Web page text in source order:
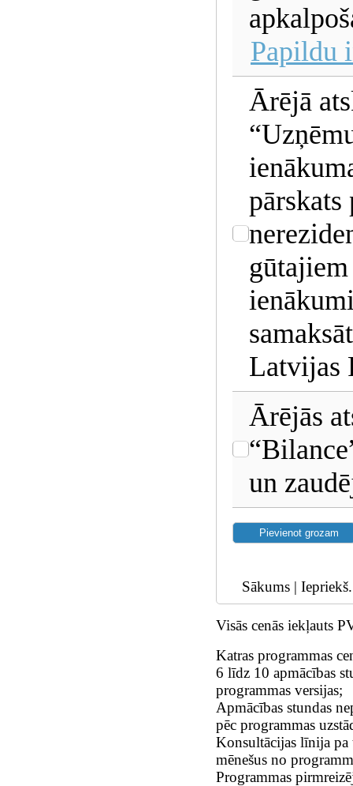
Papildu
Ārējā
pārskats
gūtajiem
Latvijas
Ārējās
un
Sākums |
Visās cenās iekļauts
Katras programmas
6 līdz 10 apmācības
programmas versijas;
Apmācības stundas
pēc programmas
Konsultācijas līnija pa
mēnešus no
Programmas